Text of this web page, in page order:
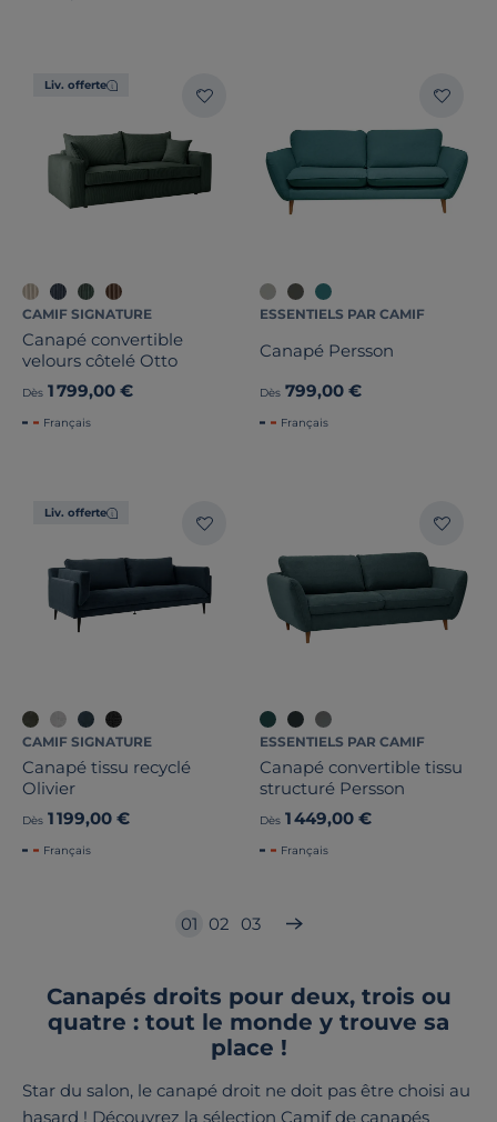
Liv. offerte
CAMIF SIGNATURE
Canapé convertible
velours côtelé Otto
Dès 1 799,00 €
Français
ESSENTIELS PAR CAMIF
Canapé Persson
Dès 799,00 €
Français
Liv. offerte
CAMIF SIGNATURE
Canapé tissu recyclé
Olivier
Dès 1 199,00 €
Français
ESSENTIELS PAR CAMIF
Canapé convertible tissu
structuré Persson
Dès 1 449,00 €
Français
01 02 03
Canapés droits pour deux, trois ou
quatre : tout le monde y trouve sa
place !
Star du salon, le canapé droit ne doit pas être choisi au
hasard ! Découvrez la sélection Camif de canapés